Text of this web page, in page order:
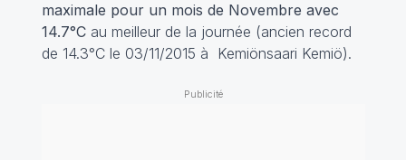
maximale pour un mois de Novembre avec
14.7°Cau meilleur de la journée (ancien record
de 14.3°C le 03/11/2015 à Kemiönsaari Kemiö).